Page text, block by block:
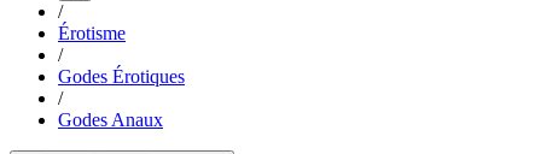
/
Érotisme
/
Godes Érotiques
/
Godes Anaux